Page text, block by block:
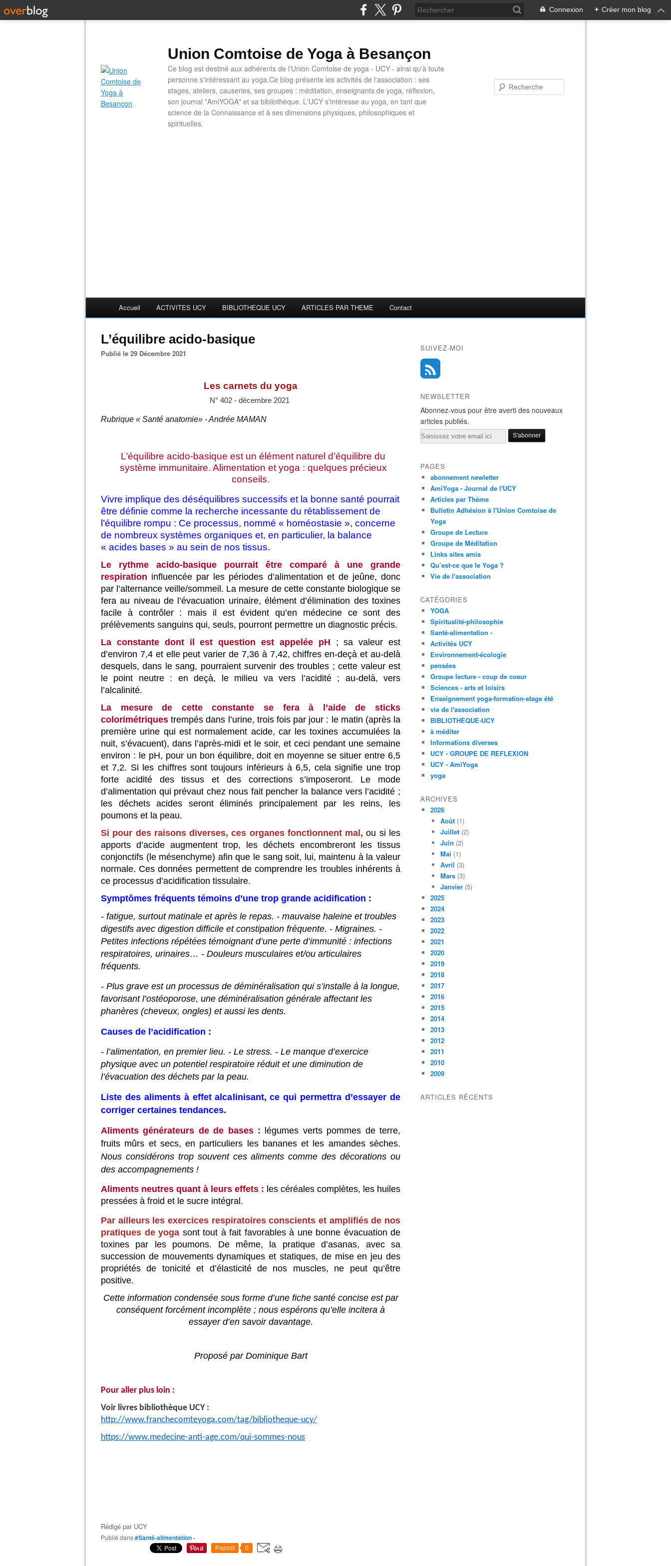
Connexion + Créer mon blog
Union Comtoise de Yoga à Besançon
Ce blog est destiné aux adhérents de l'Union Comtoise de yoga - UCY - ainsi qu'à toute
personne s'intéressant au yoga.Ce blog présente les activités de l'association : ses
stages, ateliers, causeries, ses groupes : méditation, enseignants de yoga, réflexion,
son journal "AmiYOGA" et sa bibliothèque. L'UCY s'intéresse au yoga, en tant que
science de la Connaissance et à ses dimensions physiques, philosophiques et
spirituelles.
Accueil ACTIVITES UCY BIBLIOTHEQUE UCY ARTICLES PAR THEME Contact
L’équilibre acido-basique
Publié le 29 Décembre 2021
Les carnets du yoga
N° 402 - décembre 2021
Rubrique « Santé anatomie» - Andrée MAMAN
L’équilibre acido-basique est un élément naturel d’équilibre du
système immunitaire. Alimentation et yoga : quelques précieux
conseils.
Vivre implique des déséquilibres successifs et la bonne santé pourrait
être définie comme la recherche incessante du rétablissement de
l’équilibre rompu : Ce processus, nommé « homéostasie », concerne
de nombreux systèmes organiques et, en particulier, la balance
« acides bases » au sein de nos tissus.
Le rythme acido-basique pourrait être comparé à une grande
respiration influencée par les périodes d’alimentation et de jeûne, donc
par l’alternance veille/sommeil. La mesure de cette constante biologique se
fera au niveau de l’évacuation urinaire, élément d’élimination des toxines
facile à contrôler : mais il est évident qu’en médecine ce sont des
prélèvements sanguins qui, seuls, pourront permettre un diagnostic précis.
La constante dont il est question est appelée pH
; sa valeur est
d’environ 7,4 et elle peut varier de 7,36 à 7,42, chiffres en-deçà et au-delà
desquels, dans le sang, pourraient survenir des troubles ; cette valeur est
le point neutre : en deçà, le milieu va vers l’acidité ; au-delà, vers
l’alcalinité.
La mesure de cette constante se fera à l’aide de sticks
colorimétriquestrempés dans l’urine, trois fois par jour : le matin (après la
première urine qui est normalement acide, car les toxines accumulées la
nuit, s’évacuent), dans l’après-midi et le soir, et ceci pendant une semaine
environ : le pH, pour un bon équilibre, doit en moyenne se situer entre 6,5
et 7,2. Si les chiffres sont toujours inférieurs à 6,5, cela signifie une trop
forte acidité des tissus et des corrections s’imposeront. Le mode
d’alimentation qui prévaut chez nous fait pencher la balance vers l’acidité ;
les déchets acides seront éliminés principalement par les reins, les
poumons et la peau.
Si pour des raisons diverses, ces organes fonctionnent mal, ou si les
apports d’acide augmentent trop, les déchets encombreront les tissus
conjonctifs (le mésenchyme) afin que le sang soit, lui, maintenu à la valeur
normale. Ces données permettent de comprendre les troubles inhérents à
ce processus d’acidification tissulaire.
Symptômes fréquents témoins d’une trop grande acidification :
- fatigue, surtout matinale et après le repas. - mauvaise haleine et troubles
digestifs avec digestion difficile et constipation fréquente. - Migraines. -
Petites infections répétées témoignant d’une perte d’immunité : infections
respiratoires, urinaires… - Douleurs musculaires et/ou articulaires
fréquents.
- Plus grave est un processus de déminéralisation qui s’installe à la longue,
favorisant l’ostéoporose, une déminéralisation générale affectant les
phanères (cheveux, ongles) et aussi les dents.
Causes de l’acidification :
- l’alimentation, en premier lieu. - Le stress. - Le manque d’exercice
physique avec un potentiel respiratoire réduit et une diminution de
l’évacuation des déchets par la peau.
Liste des aliments à effet alcalinisant, ce qui permettra d’essayer de
corriger certaines tendances.
Aliments générateurs de de bases :
légumes verts pommes de terre,
fruits mûrs et secs, en particuliers les bananes et les amandes sèches.
Nous considérons trop souvent ces aliments comme des décorations ou
des accompagnements !
Aliments neutres quant à leurs effets : les céréales complètes, les huiles
pressées à froid et le sucre intégral.
Par ailleurs les exercices respiratoires conscients et amplifiés de nos
pratiques de yoga sont tout à fait favorables à une bonne évacuation de
toxines par les poumons. De même, la pratique d’asanas, avec sa
succession de mouvements dynamiques et statiques, de mise en jeu des
propriétés de tonicité et d’élasticité de nos muscles, ne peut qu’être
positive.
Cette information condensée sous forme d’une fiche santé concise est par
conséquent forcément incomplète ; nous espérons qu’elle incitera à
essayer d’en savoir davantage.
Proposé par Dominique Bart
Pour aller plus loin :
Voir livres bibliothèque UCY :
http://www.franchecomteyoga.com/tag/bibliotheque-ucy/
https://www.medecine-anti-age.com/qui-sommes-nous
Rédigé par UCY
Publié dans#Santé-alimentation -
Repost 0
SUIVEZ-MOI
NEWSLETTER
Abonnez-vous pour être averti des nouveaux
articles publiés.
Email
PAGES
abonnement newletter
AmiYoga - Journal de l'UCY
Articles par Thème
Bulletin Adhésion à l'Union Comtoise de
Yoga
Groupe de Lecture
Groupe de Méditation
Links sites amis
Qu’est-ce que le Yoga ?
Vie de l'association
CATÉGORIES
YOGA
Spiritualité-philosophie
Santé-alimentation -
Activités UCY
Environnement-écologie
pensées
Groupe lecture - coup de coeur
Sciences - arts et loisirs
Enseignement yoga-formation-stage été
vie de l'association
BIBLIOTHÈQUE-UCY
à méditer
Informations diverses
UCY - GROUPE DE REFLEXION
UCY - AmiYoga
yoga
ARCHIVES
2026
Août (1)
Juillet (2)
Juin (2)
Mai (1)
Avril (3)
Mars (3)
Janvier (5)
2025
2024
2023
2022
2021
2020
2019
2018
2017
2016
2015
2014
2013
2012
2011
2010
2009
ARTICLES RÉCENTS